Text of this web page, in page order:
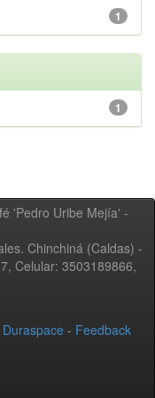
1
1
'Pedro Uribe Mejía' -
Chinchiná (Caldas) -
Celular: 3503189866,
Duraspace - Feedback